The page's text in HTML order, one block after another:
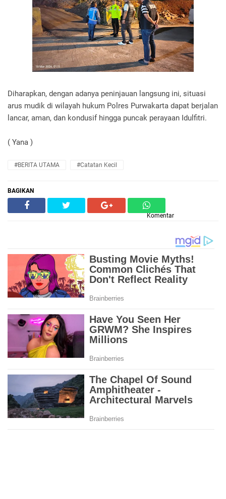
Diharapkan, dengan adanya peninjauan langsung ini, situasi
arus mudik di wilayah hukum Polres Purwakarta dapat berjalan
lancar, aman, dan kondusif hingga puncak perayaan Idulfitri.
( Yana )
#BERITA UTAMA #Catatan Kecil
BAGIKAN
Komentar